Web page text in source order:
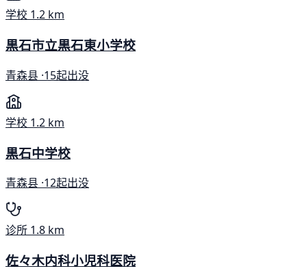
学校 1.2 km
黒石市立黒石東小学校
青森县 ·15起出没
学校 1.2 km
黒石中学校
青森县 ·12起出没
诊所 1.8 km
佐々木内科小児科医院